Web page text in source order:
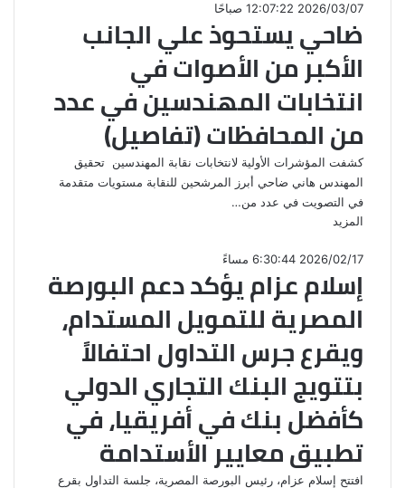
2026/03/07 12:07:22 صباحًا
ضاحي يستحوذ علي الجانب
الأكبر من الأصوات في
انتخابات المهندسين في عدد
من المحافظات (تفاصيل)
كشفت المؤشرات الأولية لانتخابات نقابة المهندسين تحقيق
المهندس هاني ضاحي أبرز المرشحين للنقابة مستويات متقدمة
في التصويت في عدد من…
المزيد
2026/02/17 6:30:44 مساءً
إسلام عزام يؤكد دعم البورصة
المصرية للتمويل المستدام،
ويقرع جرس التداول احتفالاً
بتتويج البنك التجاري الدولي
كأفضل بنك في أفريقيا، في
تطبيق معايير الأستدامة
افتتح إسلام عزام، رئيس البورصة المصرية، جلسة التداول بقرع